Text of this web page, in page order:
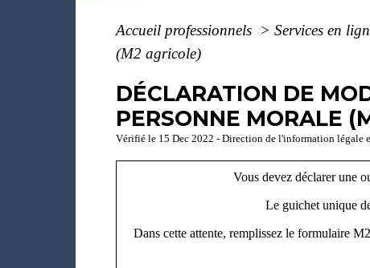
Accueil professionnels > Services en
(M2 agricole)
DÉCLARATION DE
PERSONNE MORALE
Vérifié le 15 Dec 2022 - Direction de l'information légale
Vous devez déclarer une
Le guichet unique
Dans cette attente, remplissez le formulaire